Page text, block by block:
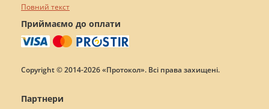
Повний текст
Приймаємо до оплати
Copyright © 2014-2026 «Протокол». Всі права захищені.
Партнери